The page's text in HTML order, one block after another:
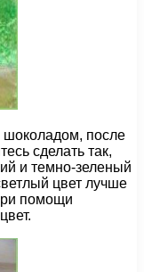
шоколадом, после
сделать так,
и темно-зеленый
цвет лучше
помощи